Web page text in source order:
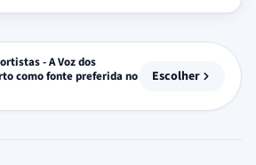
- A Voz dos
como fonte preferida no
Escolher